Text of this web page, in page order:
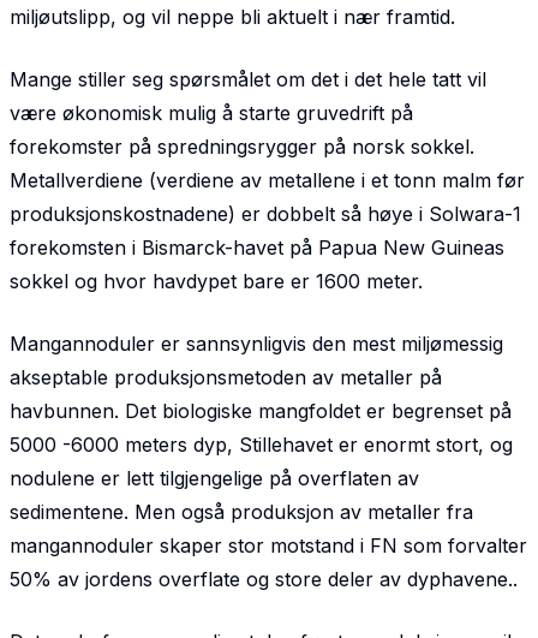
miljøutslipp, og vil neppe bli aktuelt i nær framtid.
Mange stiller seg spørsmålet om det i det hele tatt vil
være økonomisk mulig å starte gruvedrift på
forekomster på spredningsrygger på norsk sokkel.
Metallverdiene (verdiene av metallene i et tonn malm før
produksjonskostnadene) er dobbelt så høye i Solwara-1
forekomsten i Bismarck-havet på Papua New Guineas
sokkel og hvor havdypet bare er 1600 meter.
Mangannoduler er sannsynligvis den mest miljømessig
akseptable produksjonsmetoden av metaller på
havbunnen. Det biologiske mangfoldet er begrenset på
5000 -6000 meters dyp, Stillehavet er enormt stort, og
nodulene er lett tilgjengelige på overflaten av
sedimentene. Men også produksjon av metaller fra
mangannoduler skaper stor motstand i FN som forvalter
50% av jordens overflate og store deler av dyphavene..